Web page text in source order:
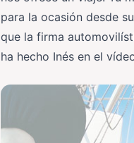
para la ocasión desde
que la firma
ha hecho Inés en el